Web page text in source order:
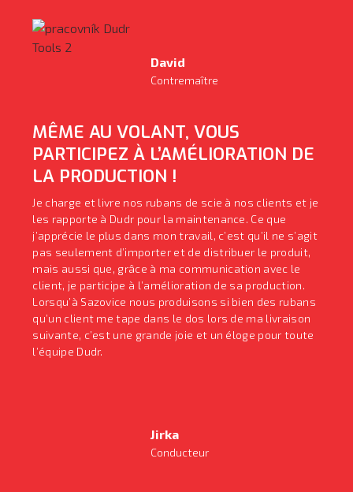
David
Contremaître
MÊME AU VOLANT, VOUS
PARTICIPEZ À L’AMÉLIORATION DE
LA PRODUCTION !
Je charge et livre nos rubans de scie à nos clients et je
les rapporte à Dudr pour la maintenance. Ce que
j’apprécie le plus dans mon travail, c’est qu’il ne s’agit
pas seulement d’importer et de distribuer le produit,
mais aussi que, grâce à ma communication avec le
client, je participe à l’amélioration de sa production.
Lorsqu’à Sazovice nous produisons si bien des rubans
qu’un client me tape dans le dos lors de ma livraison
suivante, c’est une grande joie et un éloge pour toute
l’équipe Dudr.
Jirka
Conducteur